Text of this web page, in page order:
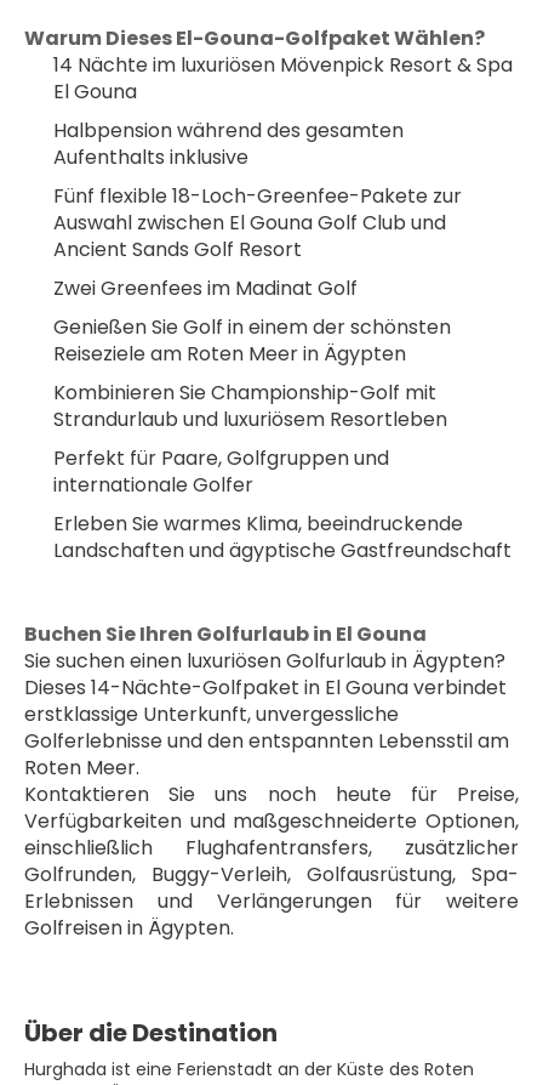
Warum Dieses El-Gouna-Golfpaket Wählen?
14 Nächte im luxuriösen Mövenpick Resort & Spa
El Gouna
Halbpension während des gesamten
Aufenthalts inklusive
Fünf flexible 18-Loch-Greenfee-Pakete zur
Auswahl zwischen El Gouna Golf Club und
Ancient Sands Golf Resort
Zwei Greenfees im Madinat Golf
Genießen Sie Golf in einem der schönsten
Reiseziele am Roten Meer in Ägypten
Kombinieren Sie Championship-Golf mit
Strandurlaub und luxuriösem Resortleben
Perfekt für Paare, Golfgruppen und
internationale Golfer
Erleben Sie warmes Klima, beeindruckende
Landschaften und ägyptische Gastfreundschaft
Buchen Sie Ihren Golfurlaub in El Gouna
Sie suchen einen luxuriösen Golfurlaub in Ägypten?
Dieses 14-Nächte-Golfpaket in El Gouna verbindet
erstklassige Unterkunft, unvergessliche
Golferlebnisse und den entspannten Lebensstil am
Roten Meer.
Kontaktieren Sie uns noch heute für Preise,
Verfügbarkeiten und maßgeschneiderte Optionen,
einschließlich Flughafentransfers, zusätzlicher
Golfrunden, Buggy-Verleih, Golfausrüstung, Spa-
Erlebnissen und Verlängerungen für weitere
Golfreisen in Ägypten.
Über die Destination
Hurghada ist eine Ferienstadt an der Küste des Roten